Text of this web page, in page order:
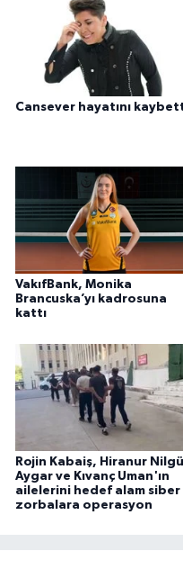
Cansever hayatını
VakıfBank, Monika
Brancuska’yı kadrosuna
kattı
Rojin Kabaiş, Hiranur
Aygar ve Kıvanç Uman'ın
ailelerini hedef alam siber
zorbalara operasyon